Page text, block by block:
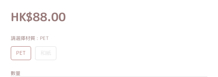
HK$88.00
請選擇材質 : PET
PET 和紙
數量